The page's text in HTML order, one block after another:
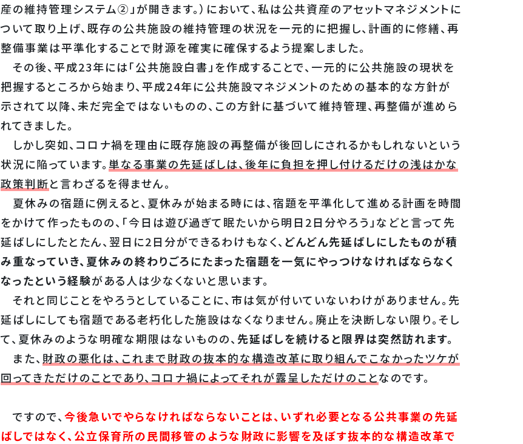
産の維持管理システム②」が開きます。）において、私は公共資産のアセットマネジメントに
ついて取り上げ、既存の公共施設の維持管理の状況を一元的に把握し、計画的に修繕、再
整備事業は平準化することで財源を確実に確保するよう提案しました。
その後、平成23年には「公共施設白書」を作成することで、一元的に公共施設の現状を
把握するところから始まり、平成24年に公共施設マネジメントのための基本的な方針が
示されて以降、未だ完全ではないものの、この方針に基づいて維持管理、再整備が進めら
れてきました。
しかし突如、コロナ禍を理由に既存施設の再整備が後回しにされるかもしれないという
状況に陥っています。単なる事業の先延ばしは、後年に負担を押し付けるだけの浅はかな
政策判断と言わざるを得ません。
夏休みの宿題に例えると、夏休みが始まる時には、宿題を平準化して進める計画を時間
をかけて作ったものの、「今日は遊び過ぎて眠たいから明日2日分やろう」などと言って先
延ばしにしたとたん、翌日に2日分ができるわけもなく、 どんどん先延ばしにしたものが積
み重なっていき、夏休みの終わりごろにたまった宿題を一気にやっつけなければならなく
なったという経験がある人は少なくないと思います。
それと同じことをやろうとしていることに、市は気が付いていないわけがありません。先
延ばしにしても宿題である老朽化した施設はなくなりません。廃止を決断しない限り。そし
て、夏休みのような明確な期限はないものの、 先延ばしを続けると限界は突然訪れます。
また、 財政の悪化は、これまで財政の抜本的な構造改革に取り組んでこなかったツケが
回ってきただけのことであり、コロナ禍によってそれが露呈しただけのことなのです。
ですので、今後急いでやらなければならないことは、いずれ必要となる公共事業の先延
ばしではなく、公立保育所の民間移管のような財政に影響を及ぼす抜本的な構造改革で